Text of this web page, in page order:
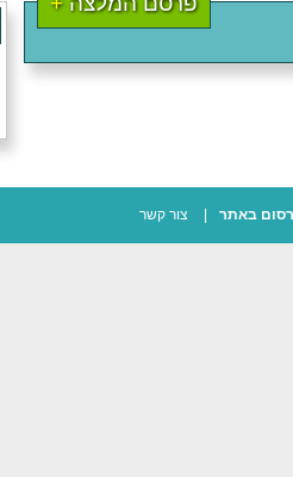
באתר צור קשר